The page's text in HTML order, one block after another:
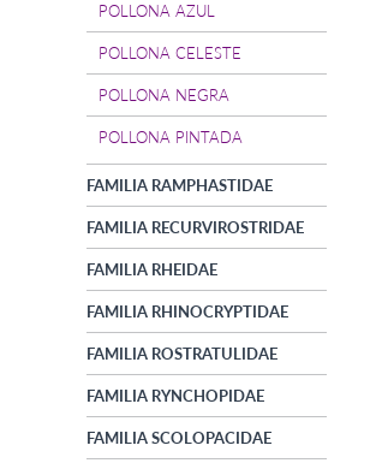
POLLONA AZUL
POLLONA CELESTE
POLLONA NEGRA
POLLONA PINTADA
FAMILIA RAMPHASTIDAE
FAMILIA RECURVIROSTRIDAE
FAMILIA RHEIDAE
FAMILIA RHINOCRYPTIDAE
FAMILIA ROSTRATULIDAE
FAMILIA RYNCHOPIDAE
FAMILIA SCOLOPACIDAE